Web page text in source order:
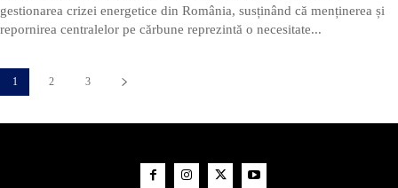
gestionarea crizei energetice din România, susținând că menținerea și
repornirea centralelor pe cărbune reprezintă o necesitate...
1 2 3